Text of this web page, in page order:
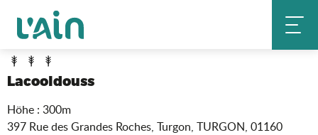
contenu
principal
Startseite
Lacooldouss
Höhe : 300m
397 Rue des Grandes Roches, Turgon, TURGON, 01160